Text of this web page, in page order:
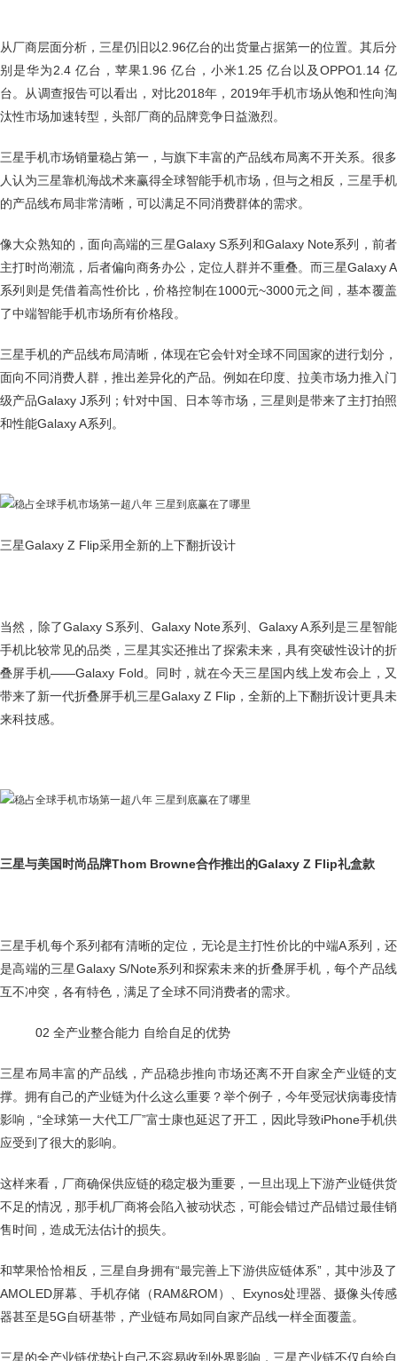
从厂商层面分析，三星仍旧以2.96亿台的出货量占据第一的位置。其后分
别是华为2.4 亿台，苹果1.96 亿台，小米1.25 亿台以及OPPO1.14 亿
台。从调查报告可以看出，对比2018年，2019年手机市场从饱和性向淘
汰性市场加速转型，头部厂商的品牌竞争日益激烈。
三星手机市场销量稳占第一，与旗下丰富的产品线布局离不开关系。很多
人认为三星靠机海战术来赢得全球智能手机市场，但与之相反，三星手机
的产品线布局非常清晰，可以满足不同消费群体的需求。
像大众熟知的，面向高端的三星Galaxy S系列和Galaxy Note系列，前者
主打时尚潮流，后者偏向商务办公，定位人群并不重叠。而三星Galaxy A
系列则是凭借着高性价比，价格控制在1000元~3000元之间，基本覆盖
了中端智能手机市场所有价格段。
三星手机的产品线布局清晰，体现在它会针对全球不同国家的进行划分，
面向不同消费人群，推出差异化的产品。例如在印度、拉美市场力推入门
级产品Galaxy J系列；针对中国、日本等市场，三星则是带来了主打拍照
和性能Galaxy A系列。
三星Galaxy Z Flip采用全新的上下翻折设计
当然，除了Galaxy S系列、Galaxy Note系列、Galaxy A系列是三星智能
手机比较常见的品类，三星其实还推出了探索未来，具有突破性设计的折
叠屏手机——Galaxy Fold。同时，就在今天三星国内线上发布会上，又
带来了新一代折叠屏手机三星Galaxy Z Flip，全新的上下翻折设计更具未
来科技感。
三星与美国时尚品牌Thom Browne合作推出的Galaxy Z Flip礼盒款
三星手机每个系列都有清晰的定位，无论是主打性价比的中端A系列，还
是高端的三星Galaxy S/Note系列和探索未来的折叠屏手机，每个产品线
互不冲突，各有特色，满足了全球不同消费者的需求。
02 全产业整合能力 自给自足的优势
三星布局丰富的产品线，产品稳步推向市场还离不开自家全产业链的支
撑。拥有自己的产业链为什么这么重要？举个例子，今年受冠状病毒疫情
影响，“全球第一大代工厂”富士康也延迟了开工，因此导致iPhone手机供
应受到了很大的影响。
这样来看，厂商确保供应链的稳定极为重要，一旦出现上下游产业链供货
不足的情况，那手机厂商将会陷入被动状态，可能会错过产品错过最佳销
售时间，造成无法估计的损失。
和苹果恰恰相反，三星自身拥有“最完善上下游供应链体系”，其中涉及了
AMOLED屏幕、手机存储（RAM&ROM）、Exynos处理器、摄像头传感
器甚至是5G自研基带，产业链布局如同自家产品线一样全面覆盖。
三星的全产业链优势让自己不容易收到外界影响，三星产业链不仅自给自